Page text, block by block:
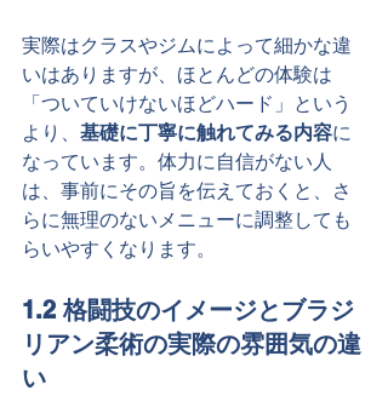
実際はクラスやジムによって細かな違
いはありますが、ほとんどの体験は
「ついていけないほどハード」という
より、 基礎に丁寧に触れてみる内容に
なっています。体力に自信がない人
は、事前にその旨を伝えておくと、さ
らに無理のないメニューに調整しても
らいやすくなります。
1.2 格闘技のイメージとブラジ
リアン柔術の実際の雰囲気の違
い